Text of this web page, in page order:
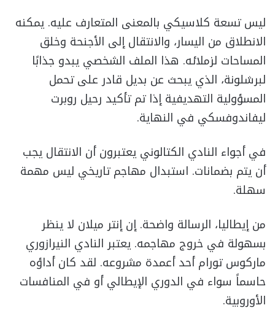
ليس تسعة كلاسيكي بالمعنى المتعارف عليه. يمكنه
الانطلاق من اليسار، والانتقال إلى الأجنحة وخلق
المساحات لزملائه. هذا الملف الشخصي يبدو جذابًا
لبرشلونة، الذي يبحث عن بديل قادر على تحمل
المسؤولية التهديفية إذا تم تأكيد رحيل روبرت
ليفاندوفسكي في النهاية.
في أجواء النادي الكتالوني يعتبرون أن الانتقال يجب
أن يتم بضمانات. استبدال مهاجم تاريخي ليس مهمة
سهلة.
من إيطاليا، الرسالة واضحة. إن إنتر ميلان لا ينظر
بسهولة في خروج مهاجمه. يعتبر النادي النيرازوري
ماركوس تورام أحد أعمدة مشروعه. لقد كان أداؤه
حاسماً سواء في الدوري الإيطالي أو في المنافسات
الأوروبية.